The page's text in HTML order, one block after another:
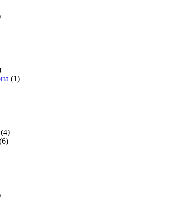
(1)
(4)
(6)